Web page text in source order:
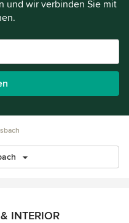
und wir verbinden Sie mit
INTERIOR